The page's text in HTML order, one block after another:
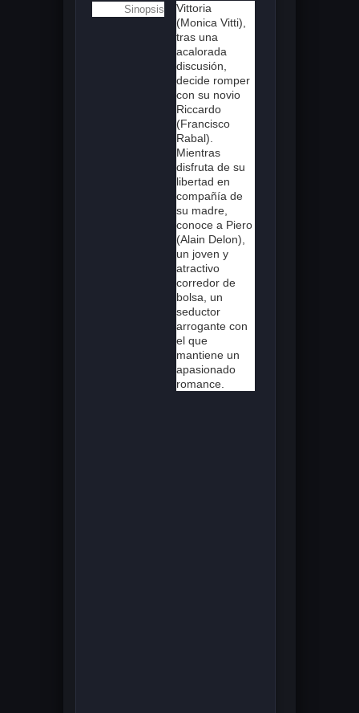
Sinopsis
Vittoria
(Monica Vitti),
tras una
acalorada
discusión,
decide romper
con su novio
Riccardo
(Francisco
Rabal).
Mientras
disfruta de su
libertad en
compañía de
su madre,
conoce a Piero
(Alain Delon),
un joven y
atractivo
corredor de
bolsa, un
seductor
arrogante con
el que
mantiene un
apasionado
romance.